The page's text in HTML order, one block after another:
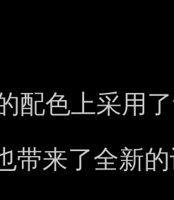
配色上采用
带来了全新